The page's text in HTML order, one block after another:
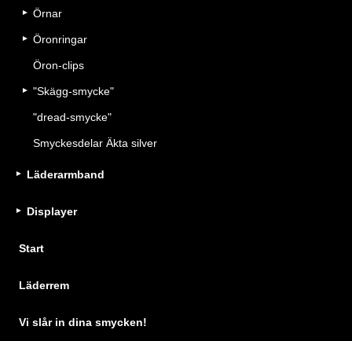
Örnar
Öronringar
Öron-clips
"Skägg-smycke"
"dread-smycke"
Smyckesdelar Äkta silver
Läderarmband
Displayer
Start
Läderrem
Vi slår in dina smycken!